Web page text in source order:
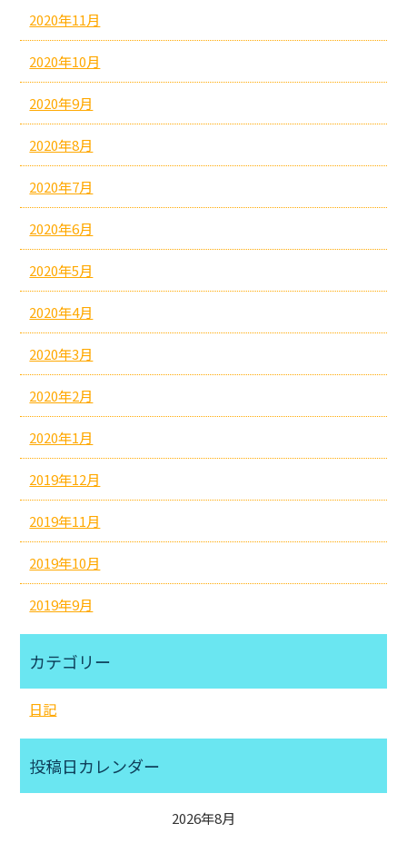
2020年11月
2020年10月
2020年9月
2020年8月
2020年7月
2020年6月
2020年5月
2020年4月
2020年3月
2020年2月
2020年1月
2019年12月
2019年11月
2019年10月
2019年9月
カテゴリー
日記
投稿日カレンダー
2026年8月